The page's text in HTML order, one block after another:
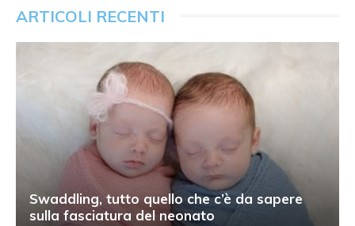
ARTICOLI RECENTI
Swaddling, tutto quello che c’è da sapere
sulla fasciatura del neonato